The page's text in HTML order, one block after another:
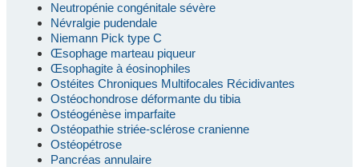
Neutropénie congénitale sévère
Névralgie pudendale
Niemann Pick type C
Œsophage marteau piqueur
Œsophagite à éosinophiles
Ostéites Chroniques Multifocales Récidivantes
Ostéochondrose déformante du tibia
Ostéogénèse imparfaite
Ostéopathie striée-sclérose cranienne
Ostéopétrose
Pancréas annulaire